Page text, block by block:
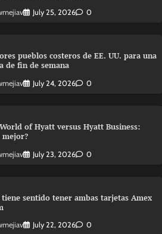
July 25, 2026 0
pueblos costeros de EE. UU. para una
de fin de semana
July 24, 2026 0
of Hyatt versus Hyatt Business:
mejor?
July 23, 2026 0
sentido tener ambas tarjetas Amex
July 22, 2026 0